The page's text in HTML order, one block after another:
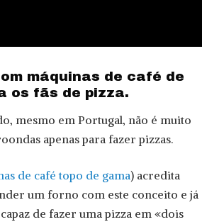
máquinas de café de
os fãs de pizza.
mesmo em Portugal, não é muito
apenas para fazer pizzas.
de café topo de gama) acredita
um forno com este conceito e já
de fazer uma pizza em «dois